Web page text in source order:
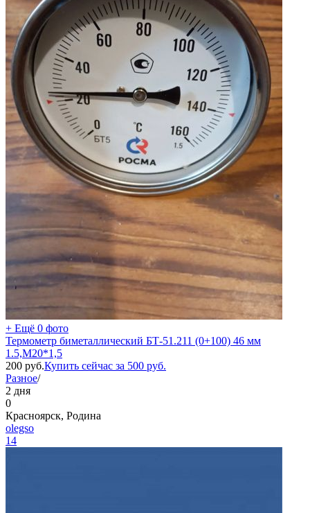
+ Ещё 0 фото
Термометр биметаллический БТ-51.211 (0+100) 46 мм
1.5,М20*1,5
200 руб.Купить сейчас за 500 руб.
Разное/
2 дня
0
Красноярск, Родина
olegso
14